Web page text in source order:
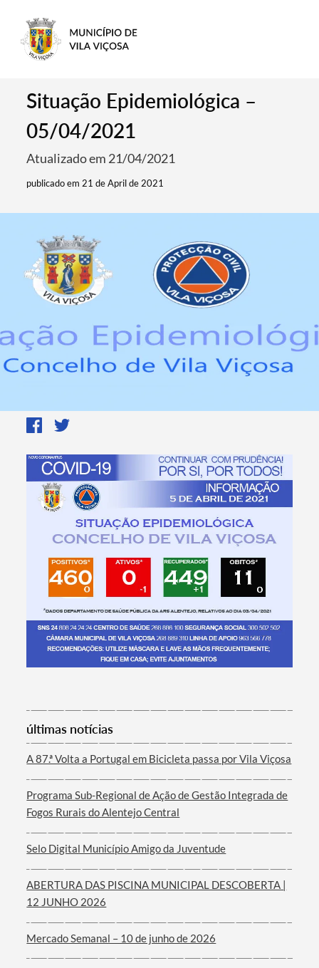
Categorias gerais
Filtros
Situação Epidemiológica –
05/04/2021
Atualizado em 21/04/2021
publicado em 21 de April de 2021
últimas notícias
A 87.ª Volta a Portugal em Bicicleta passa por Vila Viçosa
Programa Sub-Regional de Ação de Gestão Integrada de
Fogos Rurais do Alentejo Central
Selo Digital Município Amigo da Juventude
ABERTURA DAS PISCINA MUNICIPAL DESCOBERTA |
12 JUNHO 2026
Mercado Semanal – 10 de junho de 2026